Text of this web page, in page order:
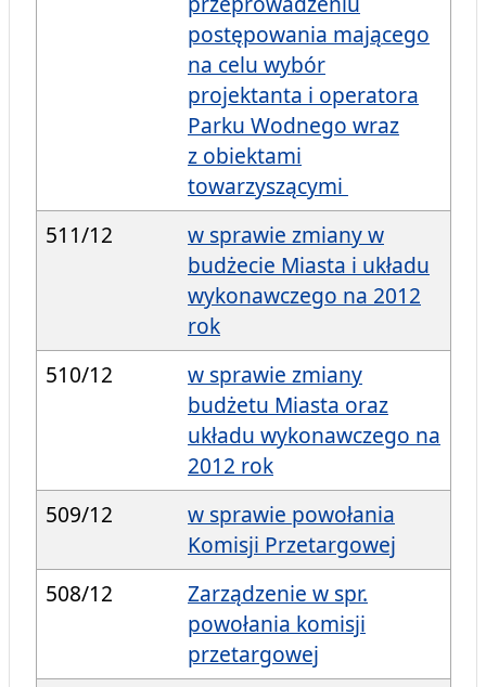
postępowania mającego
na celu wybór
projektanta i operatora
Parku Wodnego wraz
z obiektami
towarzyszącymi
511/12
w sprawie zmiany w
budżecie Miasta i układu
wykonawczego na 2012
rok
510/12
w sprawie zmiany
budżetu Miasta oraz
układu wykonawczego na
2012 rok
509/12
w sprawie powołania
Komisji Przetargowej
508/12
Zarządzenie w spr.
powołania komisji
przetargowej